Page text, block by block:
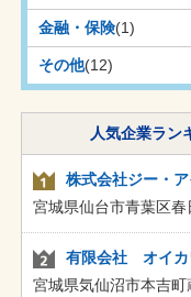
金融・保険(1)
その他(12)
人気企業ラン
株式会社ジー・
宮城県仙台市青葉区
有限会社 オイカ
宮城県気仙沼市本吉町